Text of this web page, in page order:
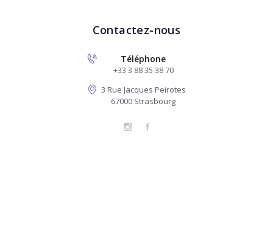
Contactez-nous
Téléphone
+33 3 88 35 38 70
3 Rue Jacques Peirotes
67000 Strasbourg